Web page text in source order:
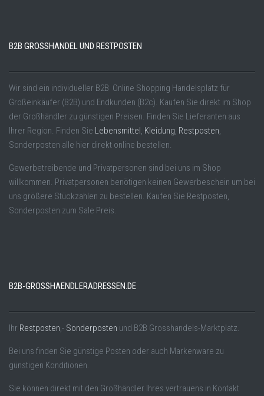
B2B GROSSHANDEL UND RESTPOSTEN
Wir sind ein individueller B2B Online Shopping Handelsplatz für
Großeinkäufer (B2B) und Endkunden (B2c). Kaufen Sie direkt im Shop
der Großhändler zu günstigen Preisen. Finden Sie Lieferanten aus
Ihrer Region. Finden Sie Lebensmittel, Kleidung, Restposten,
Sonderposten alle hier direkt online bestellen.
Gewerbetreibende und Privatpersonen sind bei uns im Shop
willkommen. Privatpersonen benötigen keinen Gewerbeschein um bei
uns größere Stückzahlen zu bestellen. Kaufen Sie Restposten,
Sonderposten zum Sale Preis.
B2B-GROSSHAENDLERADRESSEN.DE
Ihr Restposten,- Sonderposten und B2B Grosshandels-Marktplatz.
Bei uns finden Sie günstige Posten oder auch Markenware zu
günstigen Konditionen.
Sie können direkt mit den Großhändler Ihres vertrauens in Kontakt